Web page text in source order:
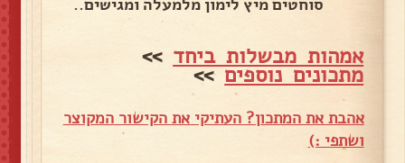
סוחטים מיץ לימון מלמעלה ומגישים..
אמהות מבשלות ביחד >>
מתכונים נוספים>>
אהבת את המתכון? העתיקי את הקישור המקוצר
ושתפי :)